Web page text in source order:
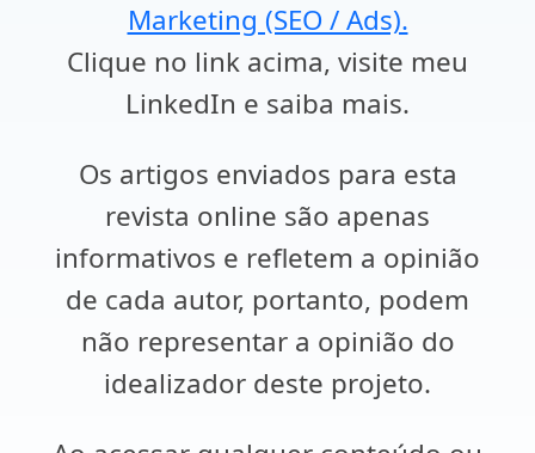
Marketing (SEO / Ads).
Clique no link acima, visite meu
LinkedIn e saiba mais.
Os artigos enviados para esta
revista online são apenas
informativos e refletem a opinião
de cada autor, portanto, podem
não representar a opinião do
idealizador deste projeto.